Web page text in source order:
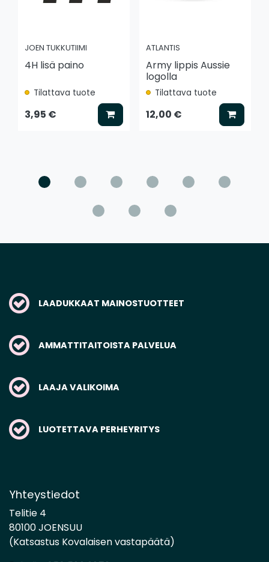
JOEN TUKKUTIIMI
4H lisä paino
Tilattava tuote
3,95 € Lisää koriin
ATLANTIS
Army lippis Aussie
logolla
Tilattava tuote
12,00 € Lisää
LAADUKKAAT MAINOSTUOTTEET
AMMATTITAITOISTA PALVELUA
LAAJA VALIKOIMA
LUOTETTAVA PERHEYRITYS
Yhteystiedot
Telitie 4
80100 JOENSUU
(Katsastus Kovalaisen vastapäätä)